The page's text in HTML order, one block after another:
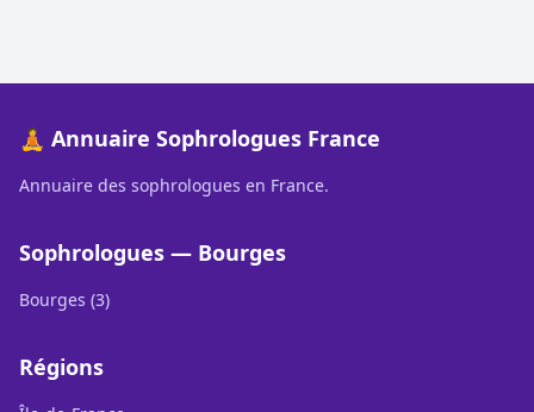
🧘 Annuaire Sophrologues France
Annuaire des sophrologues en France.
Sophrologues — Bourges
Bourges (3)
Régions